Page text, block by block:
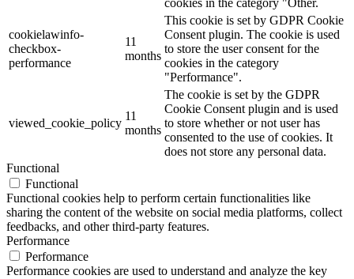
cookielawinfo-
checkbox-
performance
11
months
This cookie is set by GDPR Cookie
Consent plugin. The cookie is used
to store the user consent for the
cookies in the category
"Performance".
viewed_cookie_policy
11
months
The cookie is set by the GDPR
Cookie Consent plugin and is used
to store whether or not user has
consented to the use of cookies. It
does not store any personal data.
Functional
Functional
Functional cookies help to perform certain functionalities like
sharing the content of the website on social media platforms, collect
feedbacks, and other third-party features.
Performance
Performance
Performance cookies are used to understand and analyze the key